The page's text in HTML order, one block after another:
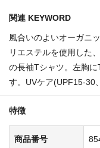
関連 KEYWORD
風合いのよいオーガニ
リエステルを使用した
の長袖Tシャツ。左胸
す。UVケア(UPF15-30
特徴
商品番号